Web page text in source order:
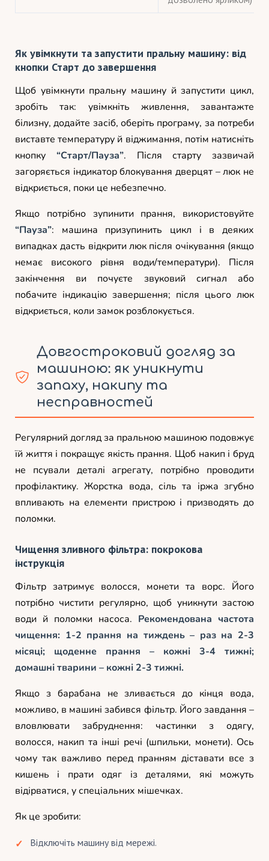
Як увімкнути та запустити пральну машину: від
кнопки Старт до завершення
Щоб увімкнути пральну машину й запустити цикл,
зробіть так: увімкніть живлення, завантажте
білизну, додайте засіб, оберіть програму, за потреби
виставте температуру й віджимання, потім натисніть
кнопку “Старт/Пауза”. Після старту зазвичай
загоряється індикатор блокування дверцят – люк не
відкриється, поки це небезпечно.
Якщо потрібно зупинити прання, використовуйте
“Пауза”: машина призупинить цикл і в деяких
випадках дасть відкрити люк після очікування (якщо
немає високого рівня води/температури). Після
закінчення ви почуєте звуковий сигнал або
побачите індикацію завершення; після цього люк
відкриється, коли замок розблокується.
Довгостроковий догляд за
машиною: як уникнути
запаху, накипу та
несправностей
Регулярний догляд за пральною машиною подовжує
їй життя і покращує якість прання. Щоб накип і бруд
не псували деталі агрегату, потрібно проводити
профілактику. Жорстка вода, сіль та іржа згубно
впливають на елементи пристрою і призводять до
поломки.
Чищення зливного фільтра: покрокова
інструкція
Фільтр затримує волосся, монети та ворс. Його
потрібно чистити регулярно, щоб уникнути застою
води й поломки насоса. Рекомендована частота
чищення: 1-2 прання на тиждень – раз на 2-3
місяці; щоденне прання – кожні 3-4 тижні;
домашні тварини – кожні 2-3 тижні.
Якщо з барабана не зливається до кінця вода,
можливо, в машині забився фільтр. Його завдання –
вловлювати забруднення: частинки з одягу,
волосся, накип та інші речі (шпильки, монети). Ось
чому так важливо перед пранням діставати все з
кишень і прати одяг із деталями, які можуть
відірватися, у спеціальних мішечках.
Як це зробити:
Відключіть машину від мережі.